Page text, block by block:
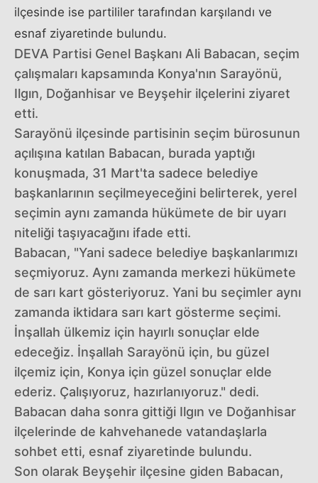
ilçesinde ise partililer tarafından karşılandı ve
esnaf ziyaretinde bulundu.
DEVA Partisi Genel Başkanı Ali Babacan, seçim
çalışmaları kapsamında Konya'nın Sarayönü,
Ilgın, Doğanhisar ve Beyşehir ilçelerini ziyaret
etti.
Sarayönü ilçesinde partisinin seçim bürosunun
açılışına katılan Babacan, burada yaptığı
konuşmada, 31 Mart'ta sadece belediye
başkanlarının seçilmeyeceğini belirterek, yerel
seçimin aynı zamanda hükümete de bir uyarı
niteliği taşıyacağını ifade etti.
Babacan, "Yani sadece belediye başkanlarımızı
seçmiyoruz. Aynı zamanda merkezi hükümete
de sarı kart gösteriyoruz. Yani bu seçimler aynı
zamanda iktidara sarı kart gösterme seçimi.
İnşallah ülkemiz için hayırlı sonuçlar elde
edeceğiz. İnşallah Sarayönü için, bu güzel
ilçemiz için, Konya için güzel sonuçlar elde
ederiz. Çalışıyoruz, hazırlanıyoruz." dedi.
Babacan daha sonra gittiği Ilgın ve Doğanhisar
ilçelerinde de kahvehanede vatandaşlarla
sohbet etti, esnaf ziyaretinde bulundu.
Son olarak Beyşehir ilçesine giden Babacan,